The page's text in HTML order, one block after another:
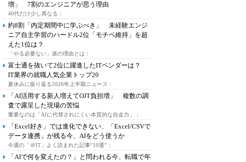
増」 7割のエンジニアが思う理由
40代だけ少し異なる：
約8割「内定期間中に学ぶべき」 未経験エンジ
ニア自主学習のハードル2位「モチベ維持」を超
えた1位は？
「やる必要ない」派の理由とは：
富士通を抜いて2位に躍進したITベンダーは？
IT業界の就職人気企業トップ20
夏休みに振り返る2026年上半期ニュース：
「AI活用する新人増えてOJT負担増」 複数の調
査で露呈した現場の苦悩
重要なのは「AIに代替されにくい本質的な自走力」：
「Excel好き」では進化できない、「Excel/CSVで
データ連携」が残る今、AIをどう使うか
今週の「＠IT」よく読まれた記事“10選”：
「AIで何を変えたの？」と問われる今、転職で年